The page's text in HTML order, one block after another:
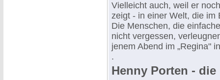
Vielleicht auch, weil er
zeigt - in einer Welt, die im
Die Menschen, die
nicht vergessen,
jenem Abend im „Regina"
.
Henny Porten -